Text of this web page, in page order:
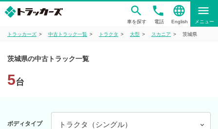
車を探す
phone
電話
language
English
menu
メニュー
トラッカーズ 中古トラック一覧 トラクタ 大型 スカニア 茨城県
茨城県の中古トラック一覧
5台
ボディタイプ トラクタ（シングル）